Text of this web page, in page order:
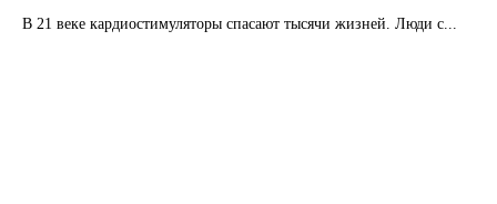
В 21 веке кардиостимуляторы спасают тысячи жизней. Люди с...